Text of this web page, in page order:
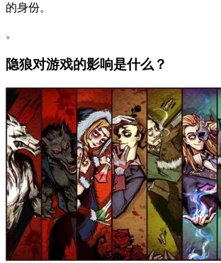
的身份。
。
隐狼对游戏的影响是什么？